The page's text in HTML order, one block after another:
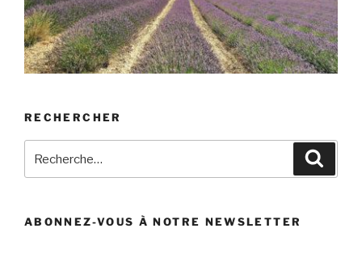
RECHERCHER
pour
ABONNEZ-VOUS À NOTRE NEWSLETTER